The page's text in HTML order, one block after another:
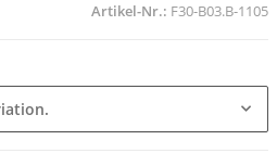
Artikel-Nr.: F30-B03.B-1105